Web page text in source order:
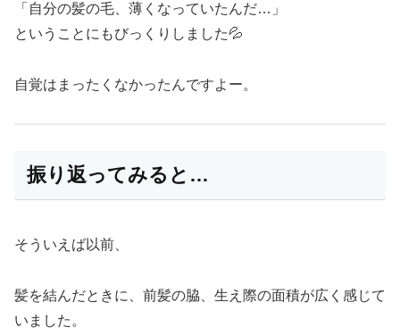
「自分の髪の毛、薄くなっていたんだ…」
ということにもびっくりしました💦
自覚はまったくなかったんですよー。
振り返ってみると…
そういえば以前、
髪を結んだときに、前髪の脇、生え際の面積が広く感じて
いました。